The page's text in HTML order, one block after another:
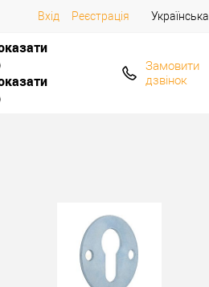
Вхід Реєстрація Українська
Замовити
дзвінок